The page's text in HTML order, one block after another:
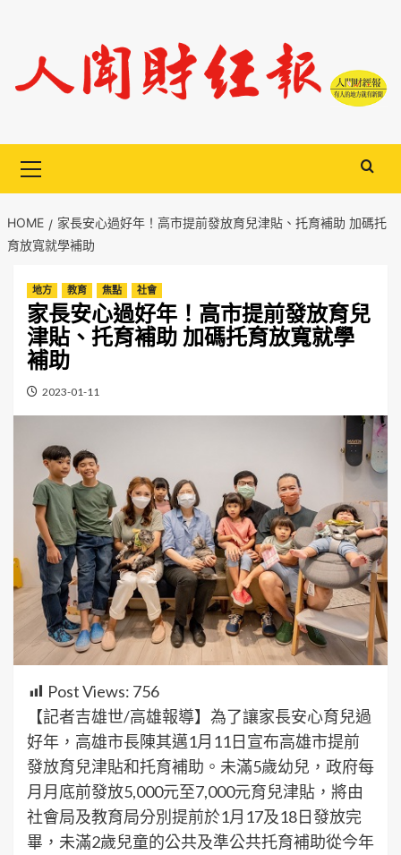
content
Menu
HOME
家長安心過好年！高市提前發放育兒津貼、托育補助 加碼托
育放寬就學補助
地方 教育 焦點 社會
家長安心過好年！高市提前發放育兒
津貼、托育補助 加碼托育放寬就學
補助
2023-01-11
Post Views: 756
【記者吉雄世/高雄報導】為了讓家長安心育兒過
好年，高雄市長陳其邁1月11日宣布高雄市提前
發放育兒津貼和托育補助。未滿5歲幼兒，政府每
月月底前發放5,000元至7,000元育兒津貼，將由
社會局及教育局分別提前於1月17及18日發放完
畢，未滿2歲兒童的公共及準公共托育補助從今年